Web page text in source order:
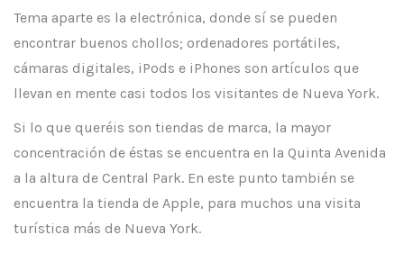
Tema aparte es la electrónica, donde sí se pueden
encontrar buenos chollos; ordenadores portátiles,
cámaras digitales, iPods e iPhones son artículos que
llevan en mente casi todos los visitantes de Nueva York.
Si lo que queréis son tiendas de marca, la mayor
concentración de éstas se encuentra en la Quinta Avenida
a la altura de Central Park. En este punto también se
encuentra la tienda de Apple, para muchos una visita
turística más de Nueva York.